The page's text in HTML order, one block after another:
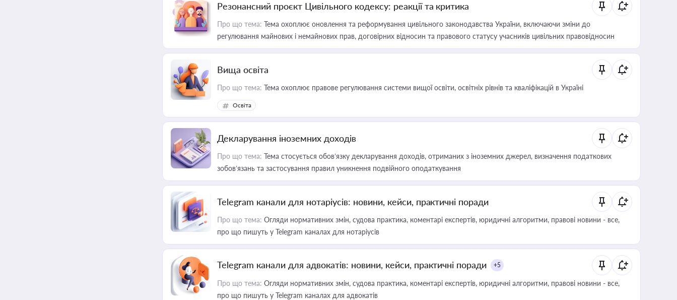
Резонансний проєкт Цивільного кодексу: реакції та критика
Про що тема: Тема охоплює оновлення та реформування цивільного законодавства України, включаючи зміни до
регулювання майнових і немайнових прав, договірних відносин та правового статусу учасників цивільних правовідносин
Вища освіта
Про що тема: Тема охоплює правове регулювання системи вищої освіти, освітніх рівнів та кваліфікацій в Україні
Освіта
Декларування іноземних доходів
Про що тема: Тема стосується обов’язку декларування доходів, отриманих з іноземних джерел, визначення податкових
зобов’язань та застосування правил уникнення подвійного оподаткування
Telegram канали для нотаріусів: новини, кейси, практичні поради
Про що тема: Огляди нормативних змін, судова практика, коментарі експертів, юридичні алгоритми, правові новини - все,
про що пишуть у Telegram каналах для нотаріусів
Telegram канали для адвокатів: новини, кейси, практичні поради +5
Про що тема: Огляди нормативних змін, судова практика, коментарі експертів, юридичні алгоритми, правові новини - все,
про що пишуть у Telegram каналах для адвокатів